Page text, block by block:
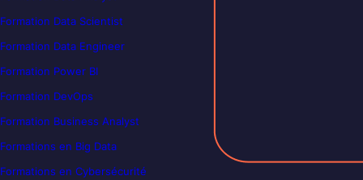
Formation Data Scientist
Formation Data Engineer
Formation Power BI
Formation DevOps
Formation Business Analyst
Formations en Big Data
Formations en Cybersécurité